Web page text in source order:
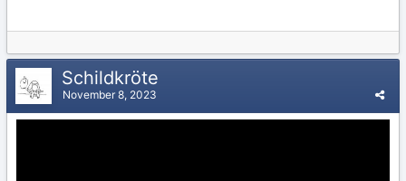
Schildkröte
November 8, 2023